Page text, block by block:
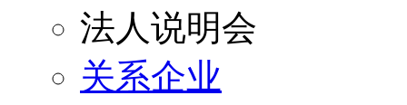
法人说明会
关系企业